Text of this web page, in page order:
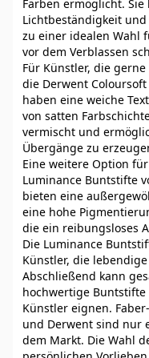
Farben ermöglicht.
Lichtbeständigkeit
zu einer idealen Wahl
vor dem Verblassen
Für Künstler, die
die Derwent
haben eine weiche
von satten
vermischt und
Übergänge zu
Eine weitere Option
Luminance Buntstifte
bieten eine
eine hohe
die ein reibungsloses
Die Luminance
Künstler, die
Abschließend kann
hochwertige
Künstler eignen.
und Derwent sind nur
dem Markt. Die Wahl